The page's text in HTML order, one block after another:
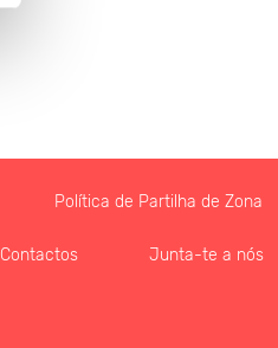
Política de Partilha de Zona
Contactos Junta-te a nós